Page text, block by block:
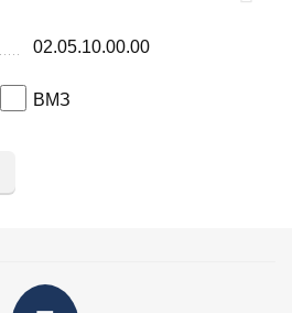
02.05.10.00.00
ВМЗ